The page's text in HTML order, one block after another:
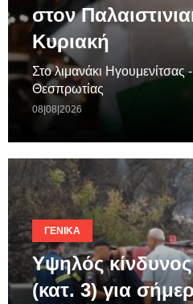
στον
Κυριακή
Στο λιμανάκι
Θεσπρωτίας
08|08|2026
ΓΕΝΙΚΆ
Υψηλός
(κατ. 3) για